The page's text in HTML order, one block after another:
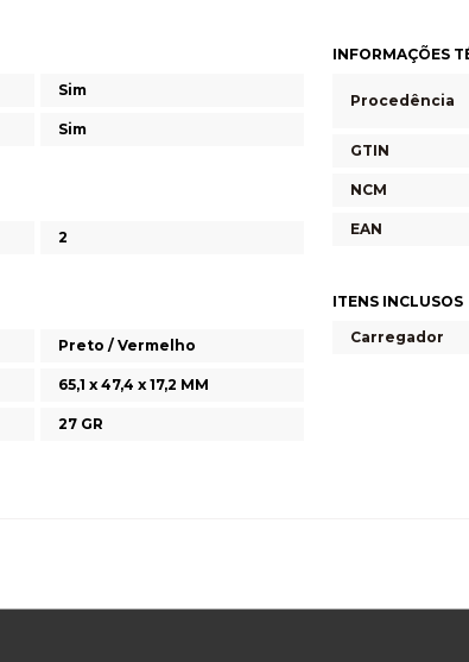
Sim
Sim
2
Preto / Vermelho
65,1 x 47,4 x 17,2 MM
27 GR
INFORMAÇÕES
Procedência
GTIN
NCM
EAN
ITENS INCLUSOS
Carregador